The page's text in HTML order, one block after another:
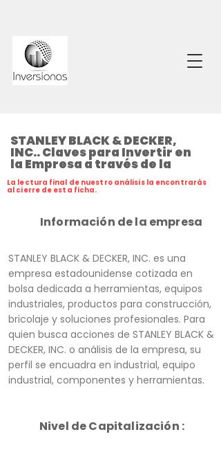
STANLEY BLACK & DECKER,
INC.. Claves para Invertir en
la Empresa a través de la
La lectura final de nuestro análisis la encontrarás
al cierre de esta ficha.
Información de la empresa
STANLEY BLACK & DECKER, INC. es una
empresa estadounidense cotizada en
bolsa dedicada a herramientas, equipos
industriales, productos para construcción,
bricolaje y soluciones profesionales. Para
quien busca acciones de STANLEY BLACK &
DECKER, INC. o análisis de la empresa, su
perfil se encuadra en industrial, equipo
industrial, componentes y herramientas.
Nivel de Capitalización :